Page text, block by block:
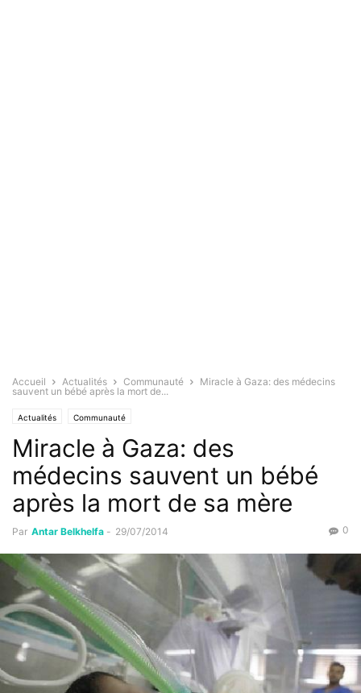
Accueil Actualités Communauté
Miracle à Gaza: des médecins
sauvent un bébé après la mort de...
Actualités Communauté
Miracle à Gaza: des
médecins sauvent un bébé
après la mort de sa mère
Par Antar Belkhelfa - 29/07/2014 0